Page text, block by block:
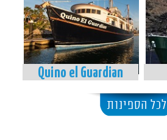
Quino el Guardian
לכל הספינות